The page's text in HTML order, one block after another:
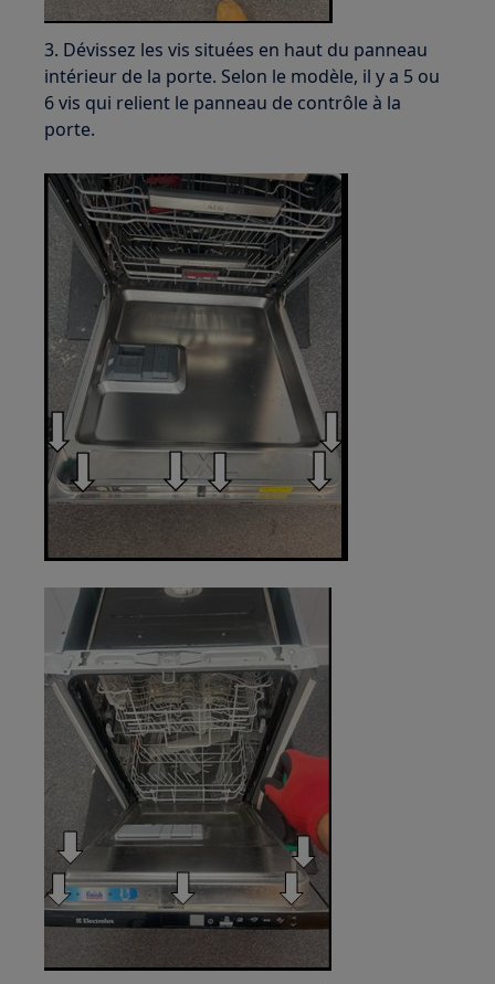
3. Dévissez les vis situées en haut du panneau
intérieur de la porte. Selon le modèle, il y a 5 ou
6 vis qui relient le panneau de contrôle à la
porte.